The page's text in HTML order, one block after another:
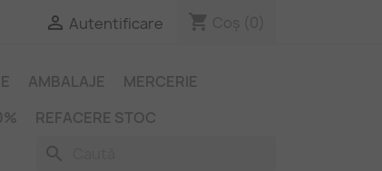
 Autentificare shopping_cart Coș (0)
AMBALAJE
MERCERIE
REFACERE STOC
search